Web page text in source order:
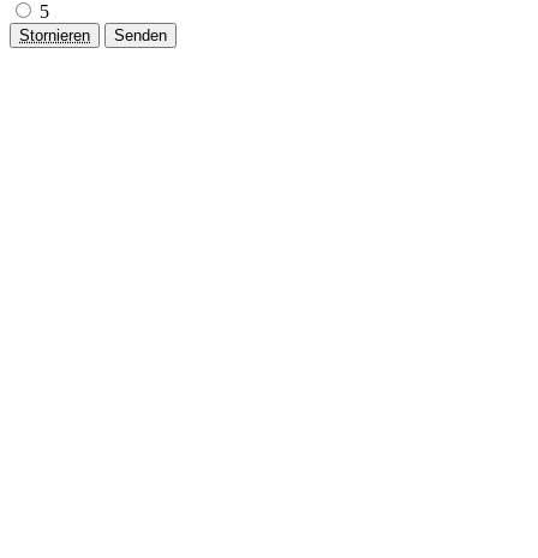
5
Stornieren Senden